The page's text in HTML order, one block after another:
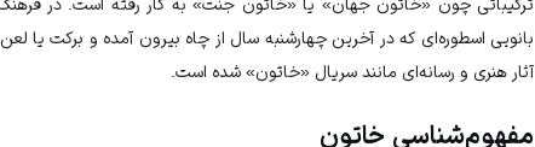
بانویی اسطوره‌ای که در آخرین چهارشنبه سال از چاه بیرون آمده و برکت یا
آثار هنری و رسانه‌ای مانند سریال «خاتون» شده است.
مفهوم‌شناسی خاتون